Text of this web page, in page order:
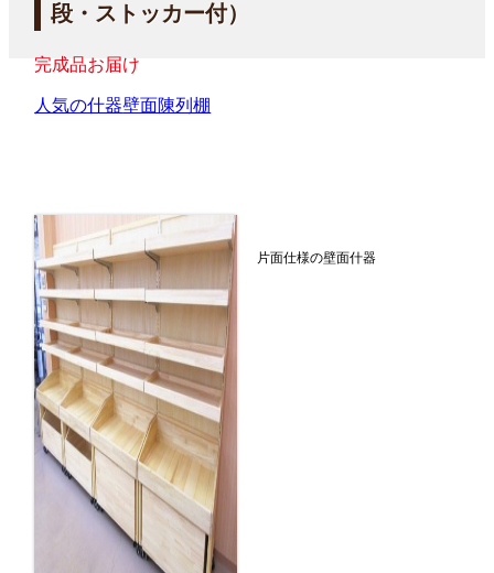
段・ストッカー付）
完成品お届け
人気の什器壁面陳列棚
片面仕様の壁面什器